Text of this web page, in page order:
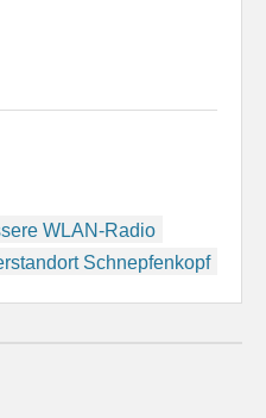
WLAN-Radio
Schnepfenkopf